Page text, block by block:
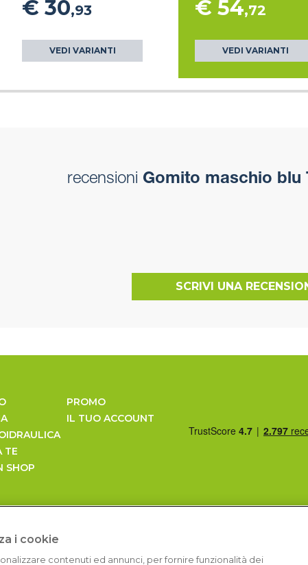
€ 30,93
VEDI VARIANTI
€ 54,72
VEDI VARIANTI
recensioni Gomito maschio blu
SCRIVI UNA
TE
SHOP
PROMO
IL TUO ACCOUNT
i cookie
contenuti ed annunci, per fornire funzionalità dei